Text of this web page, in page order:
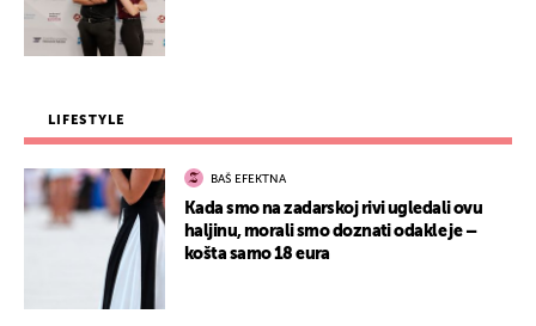
LIFESTYLE
BAŠ EFEKTNA
Kada smo na zadarskoj rivi ugledali ovu
haljinu, morali smo doznati odakle je –
košta samo 18 eura